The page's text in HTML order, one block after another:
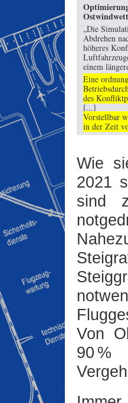
„Die
Abdrehen
höheres
einem
Eine
des
[...]
Vorstellbar
in der Zeit
Wie
2021
sind
Von
90 %